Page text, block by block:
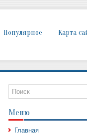
Популярное Карта
Меню
Главная